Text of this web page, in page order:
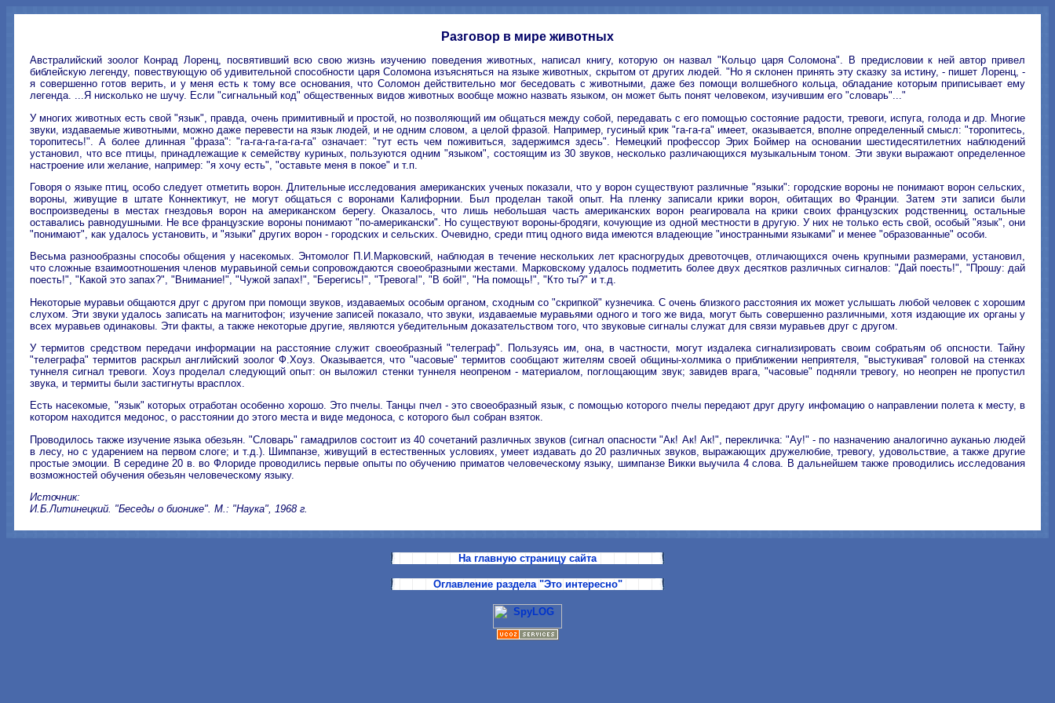
Разговор в мире животных
Австралийский зоолог Конрад Лоренц, посвятивший всю свою жизнь изучению поведения животных, написал книгу, которую он назвал "Кольцо царя Соломона". В предисловии к ней автор привел
библейскую легенду, повествующую об удивительной способности царя Соломона изъясняться на языке животных, скрытом от других людей. "Но я склонен принять эту сказку за истину, - пишет Лоренц, -
я совершенно готов верить, и у меня есть к тому все основания, что Соломон действительно мог беседовать с животными, даже без помощи волшебного кольца, обладание которым приписывает ему
легенда. ...Я нисколько не шучу. Если "сигнальный код" общественных видов животных вообще можно назвать языком, он может быть понят человеком, изучившим его "словарь"..."
У многих животных есть свой "язык", правда, очень примитивный и простой, но позволяющий им общаться между собой, передавать с его помощью состояние радости, тревоги, испуга, голода и др. Многие
звуки, издаваемые животными, можно даже перевести на язык людей, и не одним словом, а целой фразой. Например, гусиный крик "га-га-га" имеет, оказывается, вполне определенный смысл: "торопитесь,
торопитесь!". А более длинная "фраза": "га-га-га-га-га-га" означает: "тут есть чем поживиться, задержимся здесь". Немецкий профессор Эрих Боймер на основании шестидесятилетних наблюдений
установил, что все птицы, принадлежащие к семейству куриных, пользуются одним "языком", состоящим из 30 звуков, несколько различающихся музыкальным тоном. Эти звуки выражают определенное
настроение или желание, например: "я хочу есть", "оставьте меня в покое" и т.п.
Говоря о языке птиц, особо следует отметить ворон. Длительные исследования американских ученых показали, что у ворон существуют различные "языки": городские вороны не понимают ворон сельских,
вороны, живущие в штате Коннектикут, не могут общаться с воронами Калифорнии. Был проделан такой опыт. На пленку записали крики ворон, обитащих во Франции. Затем эти записи были
воспроизведены в местах гнездовья ворон на американском берегу. Оказалось, что лишь небольшая часть американских ворон реагировала на крики своих французских родственниц, остальные
оставались равнодушными. Не все французские вороны понимают "по-американски". Но существуют вороны-бродяги, кочующие из одной местности в другую. У них не только есть свой, особый "язык", они
"понимают", как удалось установить, и "языки" других ворон - городских и сельских. Очевидно, среди птиц одного вида имеются владеющие "иностранными языками" и менее "образованные" особи.
Весьма разнообразны способы общения у насекомых. Энтомолог П.И.Марковский, наблюдая в течение нескольких лет красногрудых древоточцев, отличающихся очень крупными размерами, установил,
что сложные взаимоотношения членов муравьиной семьи сопровождаются своеобразными жестами. Марковскому удалось подметить более двух десятков различных сигналов: "Дай поесть!", "Прошу: дай
поесть!", "Какой это запах?", "Внимание!", "Чужой запах!", "Берегись!", "Тревога!", "В бой!", "На помощь!", "Кто ты?" и т.д.
Некоторые муравьи общаются друг с другом при помощи звуков, издаваемых особым органом, сходным со "скрипкой" кузнечика. С очень близкого расстояния их может услышать любой человек с хорошим
слухом. Эти звуки удалось записать на магнитофон; изучение записей показало, что звуки, издаваемые муравьями одного и того же вида, могут быть совершенно различными, хотя издающие их органы у
всех муравьев одинаковы. Эти факты, а также некоторые другие, являются убедительным доказательством того, что звуковые сигналы служат для связи муравьев друг с другом.
У термитов средством передачи информации на расстояние служит своеобразный "телеграф". Пользуясь им, она, в частности, могут издалека сигнализировать своим собратьям об опсности. Тайну
"телеграфа" термитов раскрыл английский зоолог Ф.Хоуз. Оказывается, что "часовые" термитов сообщают жителям своей общины-холмика о приближении неприятеля, "выстукивая" головой на стенках
туннеля сигнал тревоги. Хоуз проделал следующий опыт: он выложил стенки туннеля неопреном - материалом, поглощающим звук; завидев врага, "часовые" подняли тревогу, но неопрен не пропустил
звука, и термиты были застигнуты врасплох.
Есть насекомые, "язык" которых отработан особенно хорошо. Это пчелы. Танцы пчел - это своеобразный язык, с помощью которого пчелы передают друг другу инфомацию о направлении полета к месту, в
котором находится медонос, о расстоянии до этого места и виде медоноса, с которого был собран взяток.
Проводилось также изучение языка обезьян. "Словарь" гамадрилов состоит из 40 сочетаний различных звуков (сигнал опасности "Ак! Ак! Ак!", перекличка: "Ау!" - по назначению аналогично ауканью людей
в лесу, но с ударением на первом слоге; и т.д.). Шимпанзе, живущий в естественных условиях, умеет издавать до 20 различных звуков, выражающих дружелюбие, тревогу, удовольствие, а также другие
простые эмоции. В середине 20 в. во Флориде проводились первые опыты по обучению приматов человеческому языку, шимпанзе Викки выучила 4 слова. В дальнейшем также проводились исследования
возможностей обучения обезьян человеческому языку.
Источник:
И.Б.Литинецкий. "Беседы о бионике". М.: "Наука", 1968 г.
На главную страницу сайта
Оглавление раздела "Это интересно"